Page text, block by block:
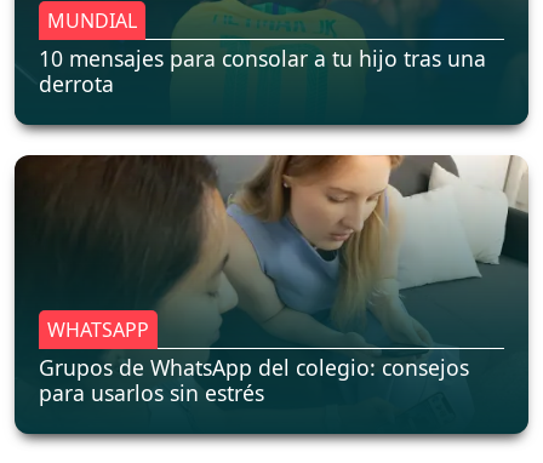
MUNDIAL
10 mensajes para consolar a tu hijo tras una
derrota
WHATSAPP
Grupos de WhatsApp del colegio: consejos
para usarlos sin estrés